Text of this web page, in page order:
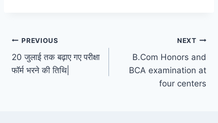
Post
navigation
PREVIOUS
20 जुलाई तक बढ़ाए गए परीक्षा
फॉर्म भरने की तिथि|
NEXT
B.Com Honors and
BCA examination at
four centers